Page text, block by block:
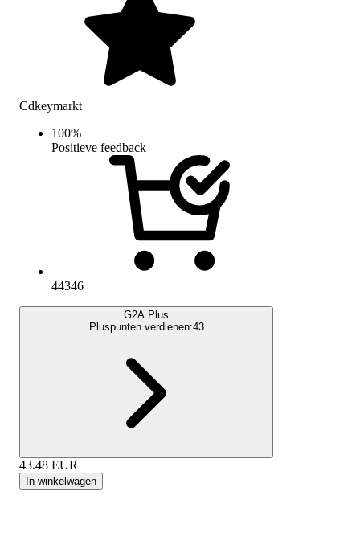
Cdkeymarkt
100%
Positieve feedback
44346
G2A Plus
Pluspunten verdienen:43
43.48 EUR
In winkelwagen